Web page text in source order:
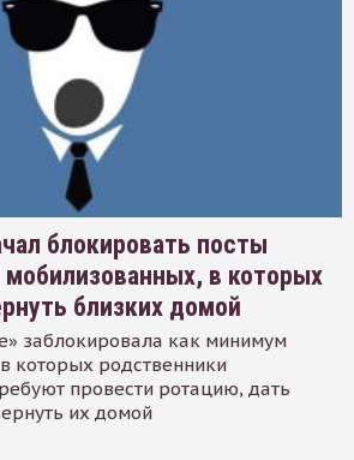
блокировать посты
мобилизованных, в которых
близких домой
заблокировала как минимум
которых родственники
провести ротацию, дать
их домой